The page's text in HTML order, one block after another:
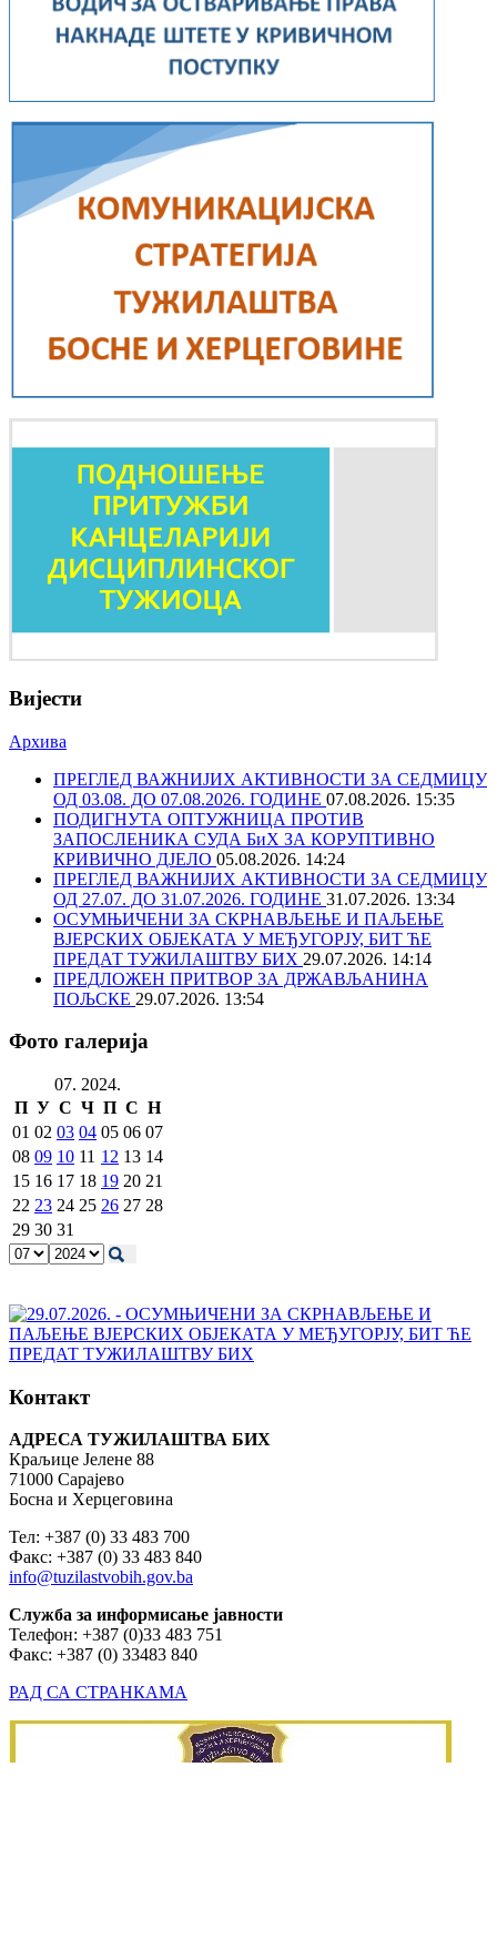
Вијести
Архива
ПРЕГЛЕД ВАЖНИЈИХ АКТИВНОСТИ ЗА СЕДМИЦУ
ОД 03.08. ДО 07.08.2026. ГОДИНЕ 07.08.2026. 15:35
ПОДИГНУТА ОПТУЖНИЦА ПРОТИВ
ЗАПОСЛЕНИКА СУДА БиХ ЗА КОРУПТИВНО
КРИВИЧНО ДЈЕЛО 05.08.2026. 14:24
ПРЕГЛЕД ВАЖНИЈИХ АКТИВНОСТИ ЗА СЕДМИЦУ
ОД 27.07. ДО 31.07.2026. ГОДИНЕ 31.07.2026. 13:34
ОСУМЊИЧЕНИ ЗА СКРНАВЉЕЊЕ И ПАЉЕЊЕ
ВЈЕРСКИХ ОБЈЕКАТА У МЕЂУГОРЈУ, БИТ ЋЕ
ПРЕДАТ ТУЖИЛАШТВУ БИХ 29.07.2026. 14:14
ПРЕДЛОЖЕН ПРИТВОР ЗА ДРЖАВЉАНИНА
ПОЉСКЕ 29.07.2026. 13:54
Фото галерија
07. 2024.
П У С Ч П С Н
01 02 03 04 05 06 07
08 09 10 11 12 13 14
15 16 17 18 19 20 21
22 23 24 25 26 27 28
29 30 31
Контакт
АДРЕСА ТУЖИЛАШТВА БИХ
Краљице Јелене 88
Босна и Херцеговина
Тел: +387 (0) 33 483 700
info@tuzilastvobih.gov.ba
Службаза информисање
Факс: +387 (0) 33483 840
РАД СА СТРАНКАМА